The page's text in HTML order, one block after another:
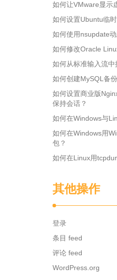
如何让VMware显示
如何设置Ubuntu临
如何使用nsupdate
如何修改Oracle
如何从标准输入流中
如何创建MySQL备
如何设置商业版
保持会话？
如何在Windows与
如何在Windows用
包？
如何在Linux用
其他操作
登录
条目 feed
评论 feed
WordPress.org